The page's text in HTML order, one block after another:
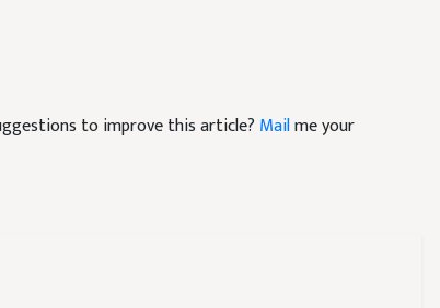
to improve this article? Mailme your